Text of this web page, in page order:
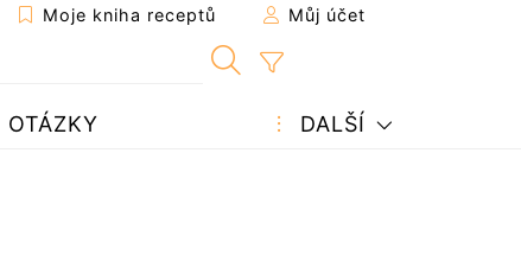
Moje kniha receptů Můj účet
OTÁZKY DALŠÍ